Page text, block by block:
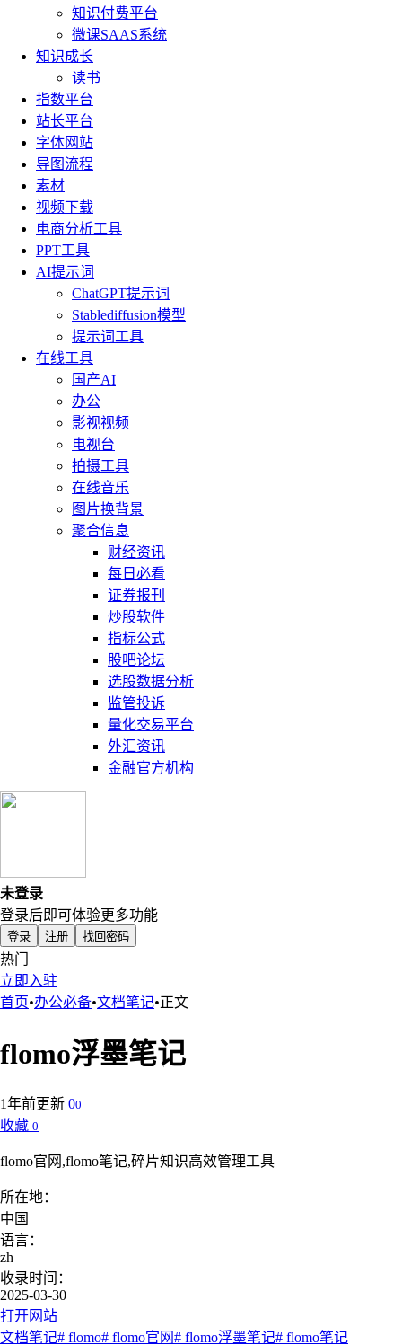
知识付费平台
微课SAAS系统
知识成长
读书
指数平台
站长平台
字体网站
导图流程
素材
视频下载
电商分析工具
PPT工具
AI提示词
ChatGPT提示词
Stablediffusion模型
提示词工具
在线工具
国产AI
办公
影视视频
电视台
拍摄工具
在线音乐
图片换背景
聚合信息
财经资讯
每日必看
证券报刊
炒股软件
指标公式
股吧论坛
选股数据分析
监管投诉
量化交易平台
外汇资讯
金融官方机构
未登录
登录后即可体验更多功能
登录 注册 找回密码
热门
立即入驻
首页•办公必备•文档笔记•正文
flomo浮墨笔记
1年前更新 00
收藏 0
flomo官网,flomo笔记,碎片知识高效管理工具
所在地：
中国
语言：
zh
收录时间：
2025-03-30
打开网站
文档笔记# flomo# flomo官网# flomo浮墨笔记# flomo笔记